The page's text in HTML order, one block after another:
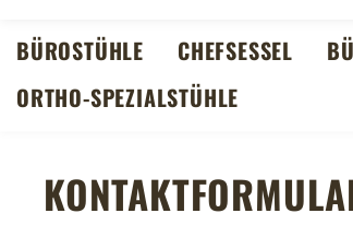
BÜROSTÜHLE CHEFSESSEL
ORTHO-SPEZIALSTÜHLE